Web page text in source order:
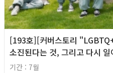
[193호][커버스토리
소진된다는 것, 그리고 다시 일
기간 : 7월